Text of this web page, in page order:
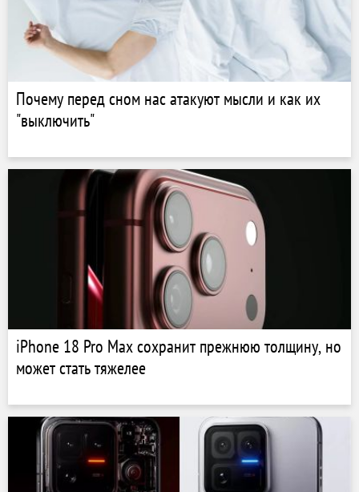
Почему перед сном нас атакуют мысли и как их
"выключить"
iPhone 18 Pro Max сохранит прежнюю толщину, но
может стать тяжелее